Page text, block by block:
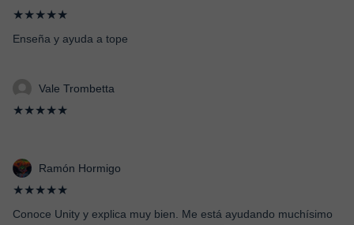
★★★★★
Enseña y ayuda a tope
Vale Trombetta
★★★★★
Ramón Hormigo
★★★★★
Conoce Unity y explica muy bien. Me está ayudando muchísimo